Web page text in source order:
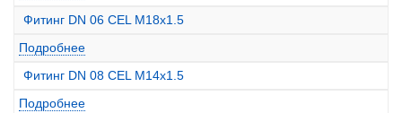
Фитинг DN 06 CEL M18x1.5
Подробнее
Фитинг DN 08 CEL M14x1.5
Подробнее